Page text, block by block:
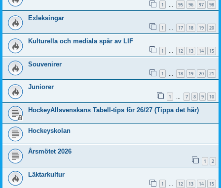
1 95 96 97 98
Exleksingar
1 17 18 19 20
Kulturella och mediala spår av LIF
1 … 12 13 14 15
Souvenirer
1 18 19 20 21
Juniorer
1 7 8 9 10
HockeyAllsvenskans Tabell-tips för 26/27 (Tippa det här)
Hockeyskolan
Årsmötet 2026
1 2
Läktarkultur
1 12 13 14 15